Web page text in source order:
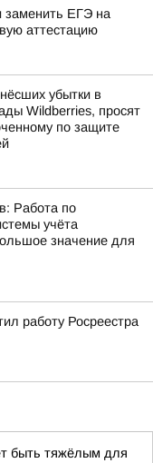
заменить ЕГЭ на
аттестацию
убытки в
Wildberries, просят
по защите
Работа по
учёта
значение для
работу Росреестра
быть тяжёлым для